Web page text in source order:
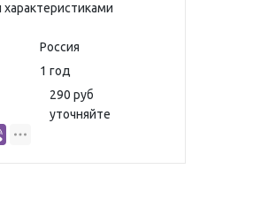
Россия
1 год
290 руб
уточняйте